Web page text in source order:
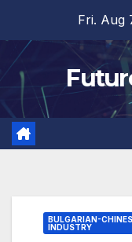
content
Fri. Aug
BULGARIAN-
INDUSTRY